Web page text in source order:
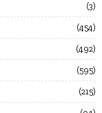
3
454
492
595
215